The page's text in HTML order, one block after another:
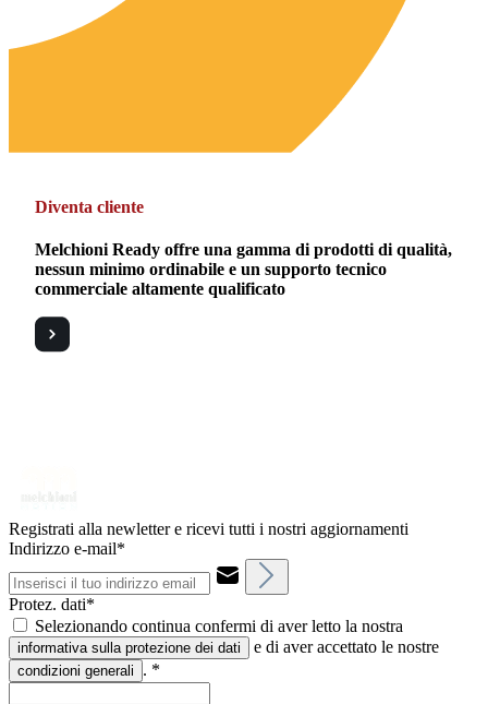
Diventa cliente
Melchioni Ready offre una gamma di prodotti di qualità,
nessun minimo ordinabile e un supporto tecnico
commerciale altamente qualificato
Registrati alla newletter e ricevi tutti i nostri aggiornamenti
Indirizzo e-mail*
Protez. dati*
Selezionando continua confermi di aver letto la nostra
informativa sulla protezione dei dati e di aver accettato le nostre
condizioni generali . *